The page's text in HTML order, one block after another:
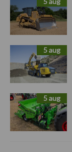
5 aug
5 aug